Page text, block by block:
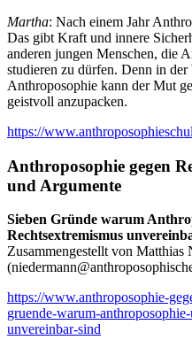
Martha: Nach einem Jahr
Das gibt Kraft und innere
anderen jungen Menschen, die
studieren zu dürfen. Denn in
Anthroposophie kann der Mut
geistvoll anzupacken.
https://
Anthroposophie gegen
und Argumente
Sieben Gründe warum
Rechtsextremismus
Zusammengestellt von Matthias
(
https://www.anthroposophie-
gruende-warum-
unvereinbar-sind